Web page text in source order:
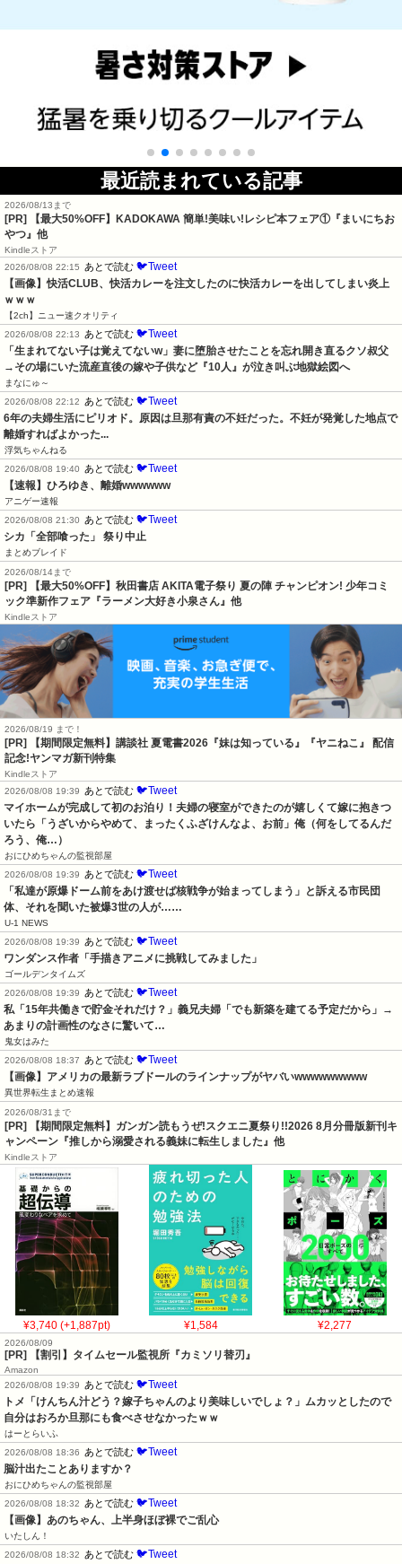
最近読まれている記事
2026/08/13まで
[PR] 【最大50%OFF】KADOKAWA 簡単!美味い!レシピ本フェア①『まいにちお
やつ』他
Kindleストア
2026/08/08 22:15
あとで読む 🐦Tweet
【画像】快活CLUB、快活カレーを注文したのに快活カレーを出してしまい炎上
ｗｗｗ
【2ch】ニュー速クオリティ
2026/08/08 22:13
あとで読む 🐦Tweet
「生まれてない子は覚えてないw」妻に堕胎させたことを忘れ開き直るクソ叔父
→その場にいた流産直後の嫁や子供など『10人』が泣き叫ぶ地獄絵図へ
まなにゅ～
2026/08/08 22:12
あとで読む 🐦Tweet
6年の夫婦生活にピリオド。原因は旦那有責の不妊だった。不妊が発覚した地点で
離婚すればよかった...
浮気ちゃんねる
2026/08/08 19:40
あとで読む 🐦Tweet
【速報】ひろゆき、離婚wwwwww
アニゲー速報
2026/08/08 21:30
あとで読む 🐦Tweet
シカ「全部喰った」 祭り中止
まとめブレイド
2026/08/14まで
[PR] 【最大50%OFF】秋田書店 AKITA電子祭り 夏の陣 チャンピオン! 少年コミ
ック準新作フェア『ラーメン大好き小泉さん』他
Kindleストア
2026/08/19 まで！
[PR] 【期間限定無料】講談社 夏電書2026『妹は知っている』『ヤニねこ』 配信
記念!ヤンマガ新刊特集
Kindleストア
2026/08/08 19:39
あとで読む 🐦Tweet
マイホームが完成して初のお泊り！夫婦の寝室ができたのが嬉しくて嫁に抱きつ
いたら「うざいからやめて、まったくふざけんなよ、お前」俺（何をしてるんだ
ろう、俺…）
おにひめちゃんの監視部屋
2026/08/08 19:39
あとで読む 🐦Tweet
「私達が原爆ドーム前をあけ渡せば核戦争が始まってしまう」と訴える市民団
体、それを聞いた被爆3世の人が……
U-1 NEWS
2026/08/08 19:39
あとで読む 🐦Tweet
ワンダンス作者「手描きアニメに挑戦してみました」
ゴールデンタイムズ
2026/08/08 19:39
あとで読む 🐦Tweet
私「15年共働きで貯金それだけ？」義兄夫婦「でも新築を建てる予定だから」→
あまりの計画性のなさに驚いて…
鬼女はみた
2026/08/08 18:37
あとで読む 🐦Tweet
【画像】アメリカの最新ラブドールのラインナップがヤバいwwwwwwwww
異世界転生まとめ速報
2026/08/31まで
[PR] 【期間限定無料】ガンガン読もうぜ!スクエニ夏祭り!!2026 8月分冊版新刊キ
ャンペーン『推しから溺愛される義妹に転生しました』他
Kindleストア
¥3,740 (+1,887pt) ¥1,584 ¥2,277
2026/08/09
[PR] 【割引】タイムセール監視所『カミソリ替刃』
Amazon
2026/08/08 19:39
あとで読む 🐦Tweet
トメ「けんちん汁どう？嫁子ちゃんのより美味しいでしょ？」ムカッとしたので
自分はおろか旦那にも食べさせなかったｗｗ
はーとらいふ
2026/08/08 18:36
あとで読む 🐦Tweet
脳汁出たことありますか？
おにひめちゃんの監視部屋
2026/08/08 18:32
あとで読む 🐦Tweet
【画像】あのちゃん、上半身ほぼ裸でご乱心
いたしん！
2026/08/08 18:32
あとで読む 🐦Tweet